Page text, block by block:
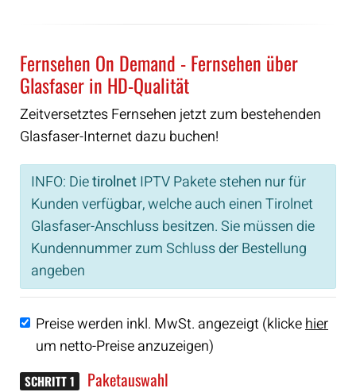
Fernsehen On Demand - Fernsehen über
Glasfaser in HD-Qualität
Zeitversetztes Fernsehen jetzt zum bestehenden
Glasfaser-Internet dazu buchen!
INFO: DietirolnetIPTV Pakete stehen nur für
Kunden verfügbar, welche auch einen Tirolnet
Glasfaser-Anschluss besitzen. Sie müssen die
Kundennummer zum Schluss der Bestellung
angeben
Preise werden inkl. MwSt. angezeigt (klickehier
um netto-Preise anzuzeigen)
SCHRITT 1 Paketauswahl